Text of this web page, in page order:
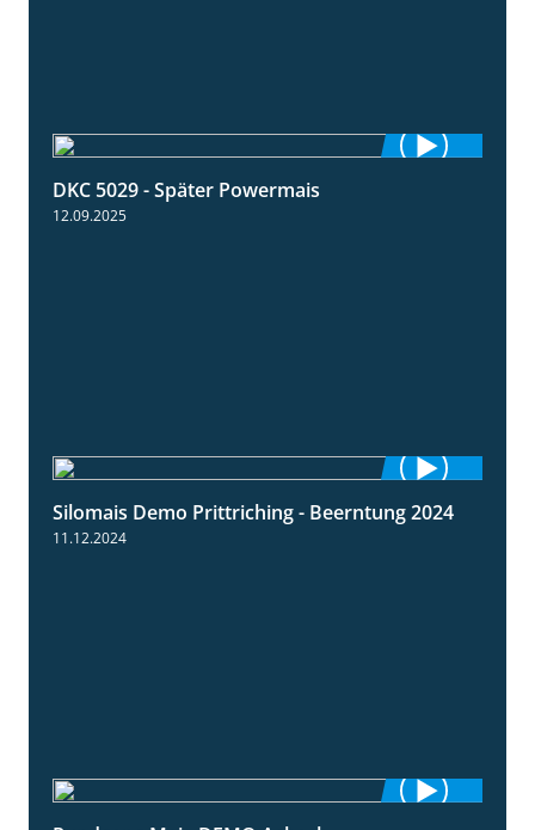
DKC 5029 - Später Powermais
12.09.2025
12:28
Silomais Demo Prittriching - Beerntung 2024
11.12.2024